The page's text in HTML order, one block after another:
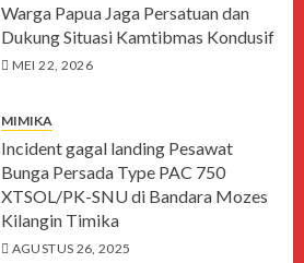
Warga Papua Jaga Persatuan dan
Dukung Situasi Kamtibmas Kondusif
MEI 22, 2026
MIMIKA
Incident gagal landing Pesawat
Bunga Persada Type PAC 750
XTSOL/PK-SNU di Bandara Mozes
Kilangin Timika
AGUSTUS 26, 2025